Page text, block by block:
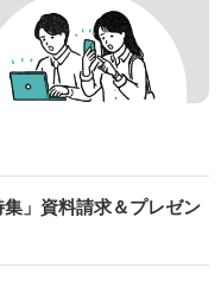
」資料請求＆プレゼン